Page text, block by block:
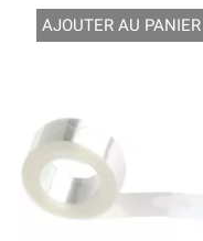
AJOUTER AU PANIER